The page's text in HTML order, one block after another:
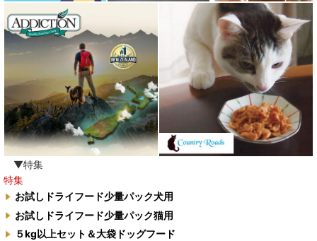
▼特集
特集
お試しドライフード少量パック犬用
お試しドライフード少量パック猫用
５kg以上セット＆大袋ドッグフード